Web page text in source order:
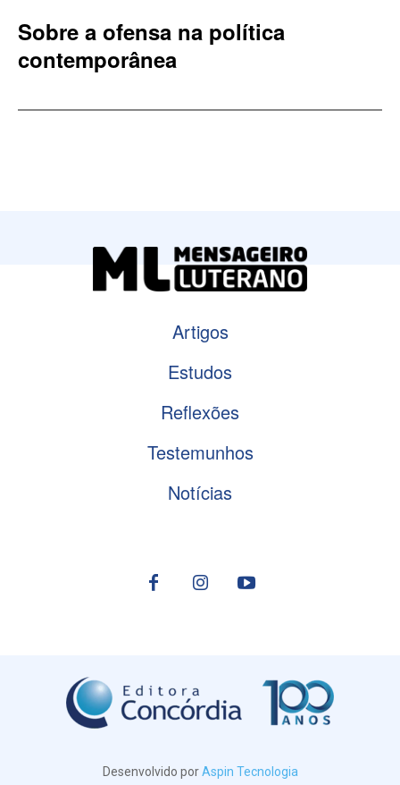
Sobre a ofensa na política
contemporânea
Artigos
Estudos
Reflexões
Testemunhos
Notícias
Desenvolvido porAspin Tecnologia